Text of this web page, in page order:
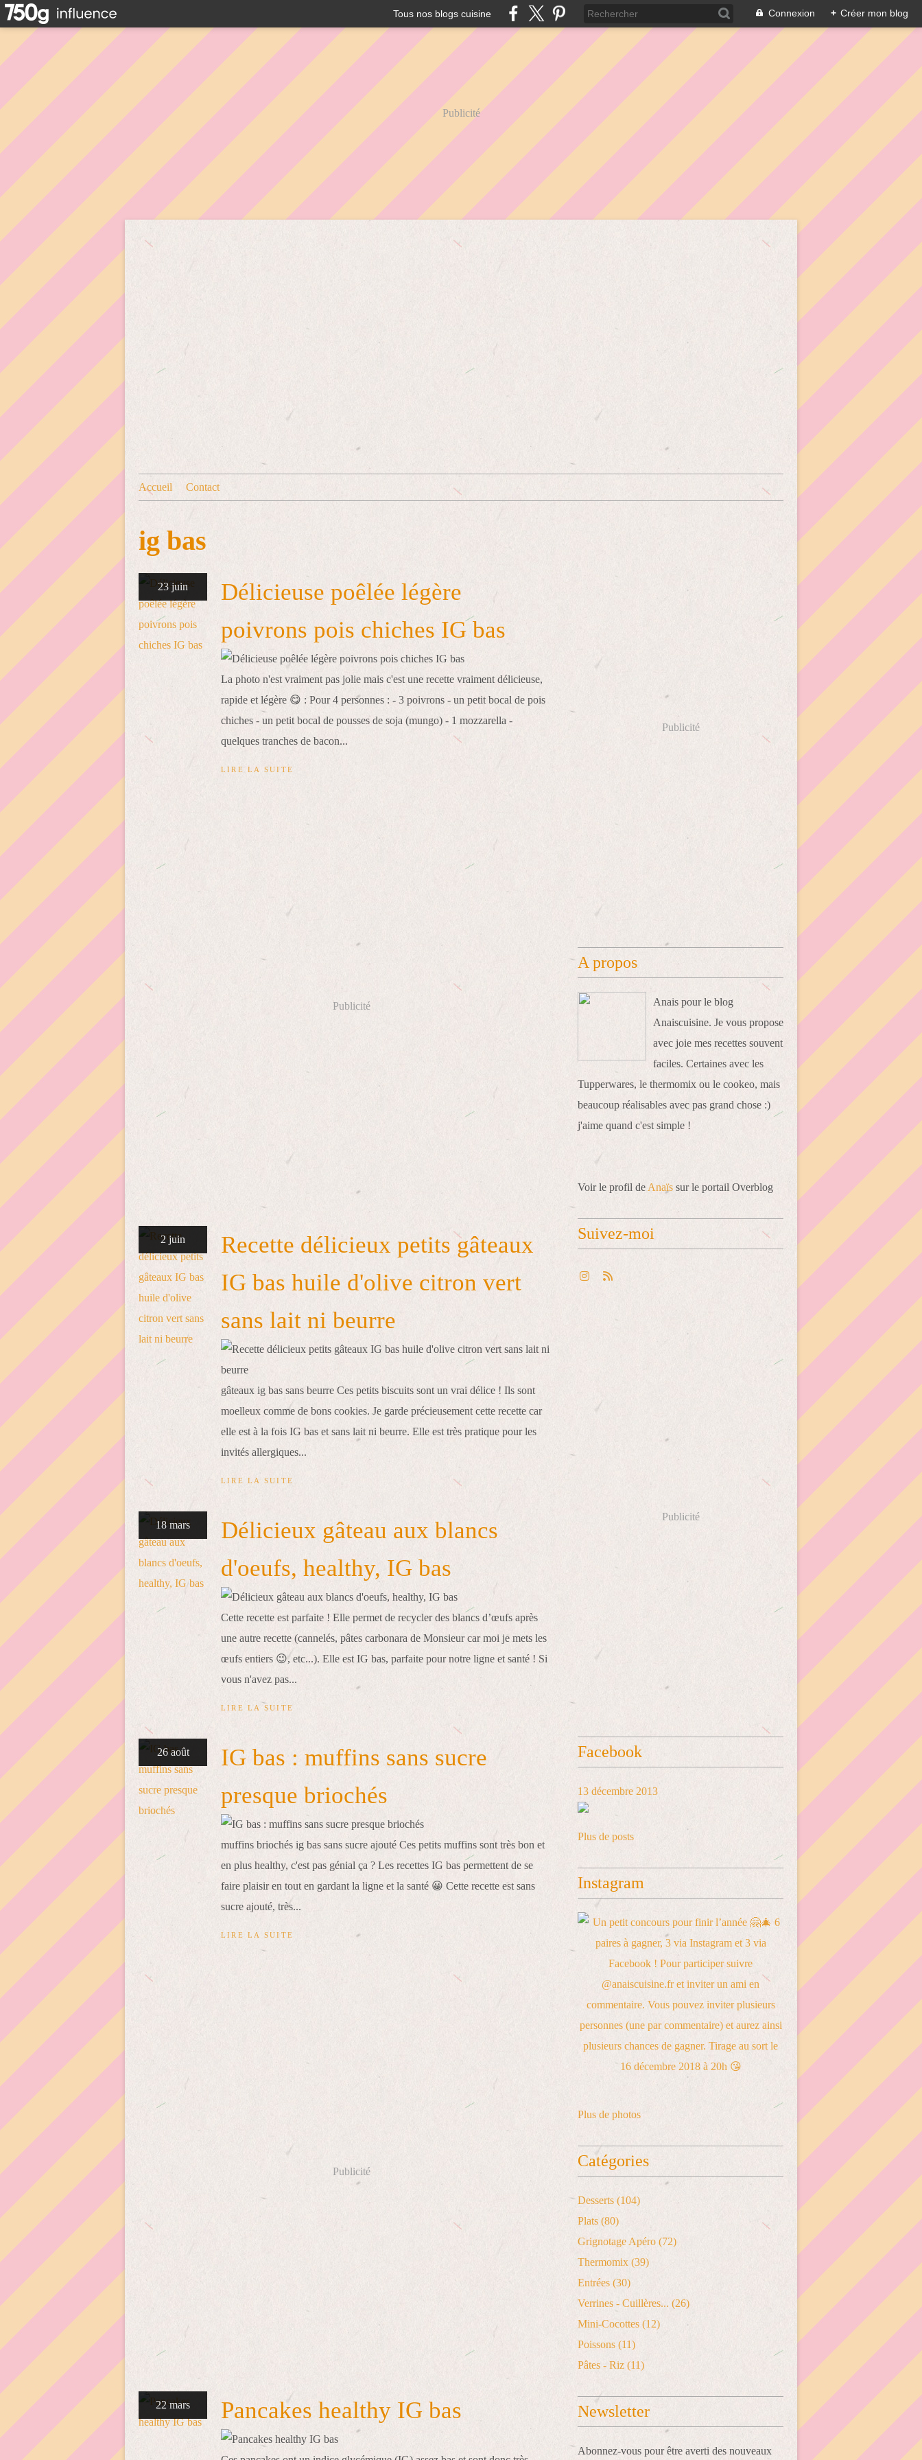
Tous nos blogs cuisine Connexion + Créer mon blog
Publicité
Accueil Contact
ig bas
23 juin
Délicieuse poêlée légère
poivrons pois chiches IG bas
La photo n'est vraiment pas jolie mais c'est une recette vraiment délicieuse,
rapide et légère 😋 : Pour 4 personnes : - 3 poivrons - un petit bocal de pois
chiches - un petit bocal de pousses de soja (mungo) - 1 mozzarella -
quelques tranches de bacon...
LIRE LA SUITE
Publicité
2 juin
Recette délicieux petits gâteaux
IG bas huile d'olive citron vert
sans lait ni beurre
gâteaux ig bas sans beurre Ces petits biscuits sont un vrai délice ! Ils sont
moelleux comme de bons cookies. Je garde précieusement cette recette car
elle est à la fois IG bas et sans lait ni beurre. Elle est très pratique pour les
invités allergiques...
LIRE LA SUITE
18 mars
Délicieux gâteau aux blancs
d'oeufs, healthy, IG bas
Cette recette est parfaite ! Elle permet de recycler des blancs d’œufs après
une autre recette (cannelés, pâtes carbonara de Monsieur car moi je mets les
œufs entiers 😉, etc...). Elle est IG bas, parfaite pour notre ligne et santé ! Si
vous n'avez pas...
LIRE LA SUITE
26 août
IG bas : muffins sans sucre
presque briochés
muffins briochés ig bas sans sucre ajouté Ces petits muffins sont très bon et
en plus healthy, c'est pas génial ça ? Les recettes IG bas permettent de se
faire plaisir en tout en gardant la ligne et la santé 😀 Cette recette est sans
sucre ajouté, très...
LIRE LA SUITE
Publicité
22 mars Pancakes healthy IG bas
Publicité
A propos
Anais pour le blog
Anaiscuisine. Je vous propose
avec joie mes recettes souvent
faciles. Certaines avec les
Tupperwares, le thermomix ou le cookeo, mais
beaucoup réalisables avec pas grand chose :)
j'aime quand c'est simple !
Voir le profil de Anaïs sur le portail Overblog
Suivez-moi
Publicité
Facebook
13 décembre 2013
Plus de posts
Instagram
Plus de photos
Catégories
Desserts (104)
Plats (80)
Grignotage Apéro (72)
Thermomix (39)
Entrées (30)
Verrines - Cuillères... (26)
Mini-Cocottes (12)
Poissons (11)
Pâtes - Riz (11)
Newsletter
Abonnez-vous pour être averti des nouveaux